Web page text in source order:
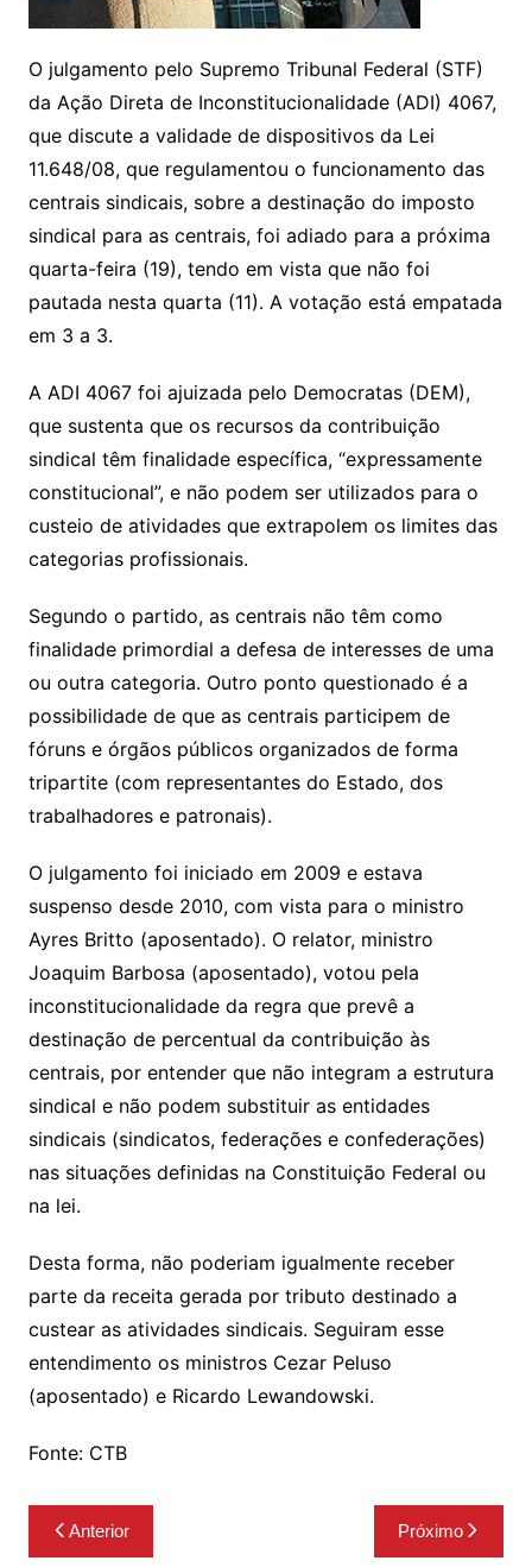
O julgamento pelo Supremo Tribunal Federal (STF)
da Ação Direta de Inconstitucionalidade (ADI) 4067,
que discute a validade de dispositivos da Lei
11.648/08, que regulamentou o funcionamento das
centrais sindicais, sobre a destinação do imposto
sindical para as centrais, foi adiado para a próxima
quarta-feira (19), tendo em vista que não foi
pautada nesta quarta (11). A votação está empatada
em 3 a 3.
A ADI 4067 foi ajuizada pelo Democratas (DEM),
que sustenta que os recursos da contribuição
sindical têm finalidade específica, “expressamente
constitucional”, e não podem ser utilizados para o
custeio de atividades que extrapolem os limites das
categorias profissionais.
Segundo o partido, as centrais não têm como
finalidade primordial a defesa de interesses de uma
ou outra categoria. Outro ponto questionado é a
possibilidade de que as centrais participem de
fóruns e órgãos públicos organizados de forma
tripartite (com representantes do Estado, dos
trabalhadores e patronais).
O julgamento foi iniciado em 2009 e estava
suspenso desde 2010, com vista para o ministro
Ayres Britto (aposentado). O relator, ministro
Joaquim Barbosa (aposentado), votou pela
inconstitucionalidade da regra que prevê a
destinação de percentual da contribuição às
centrais, por entender que não integram a estrutura
sindical e não podem substituir as entidades
sindicais (sindicatos, federações e confederações)
nas situações definidas na Constituição Federal ou
na lei.
Desta forma, não poderiam igualmente receber
parte da receita gerada por tributo destinado a
custear as atividades sindicais. Seguiram esse
entendimento os ministros Cezar Peluso
(aposentado) e Ricardo Lewandowski.
Fonte: CTB
Navegação
de
Anterior Próximo